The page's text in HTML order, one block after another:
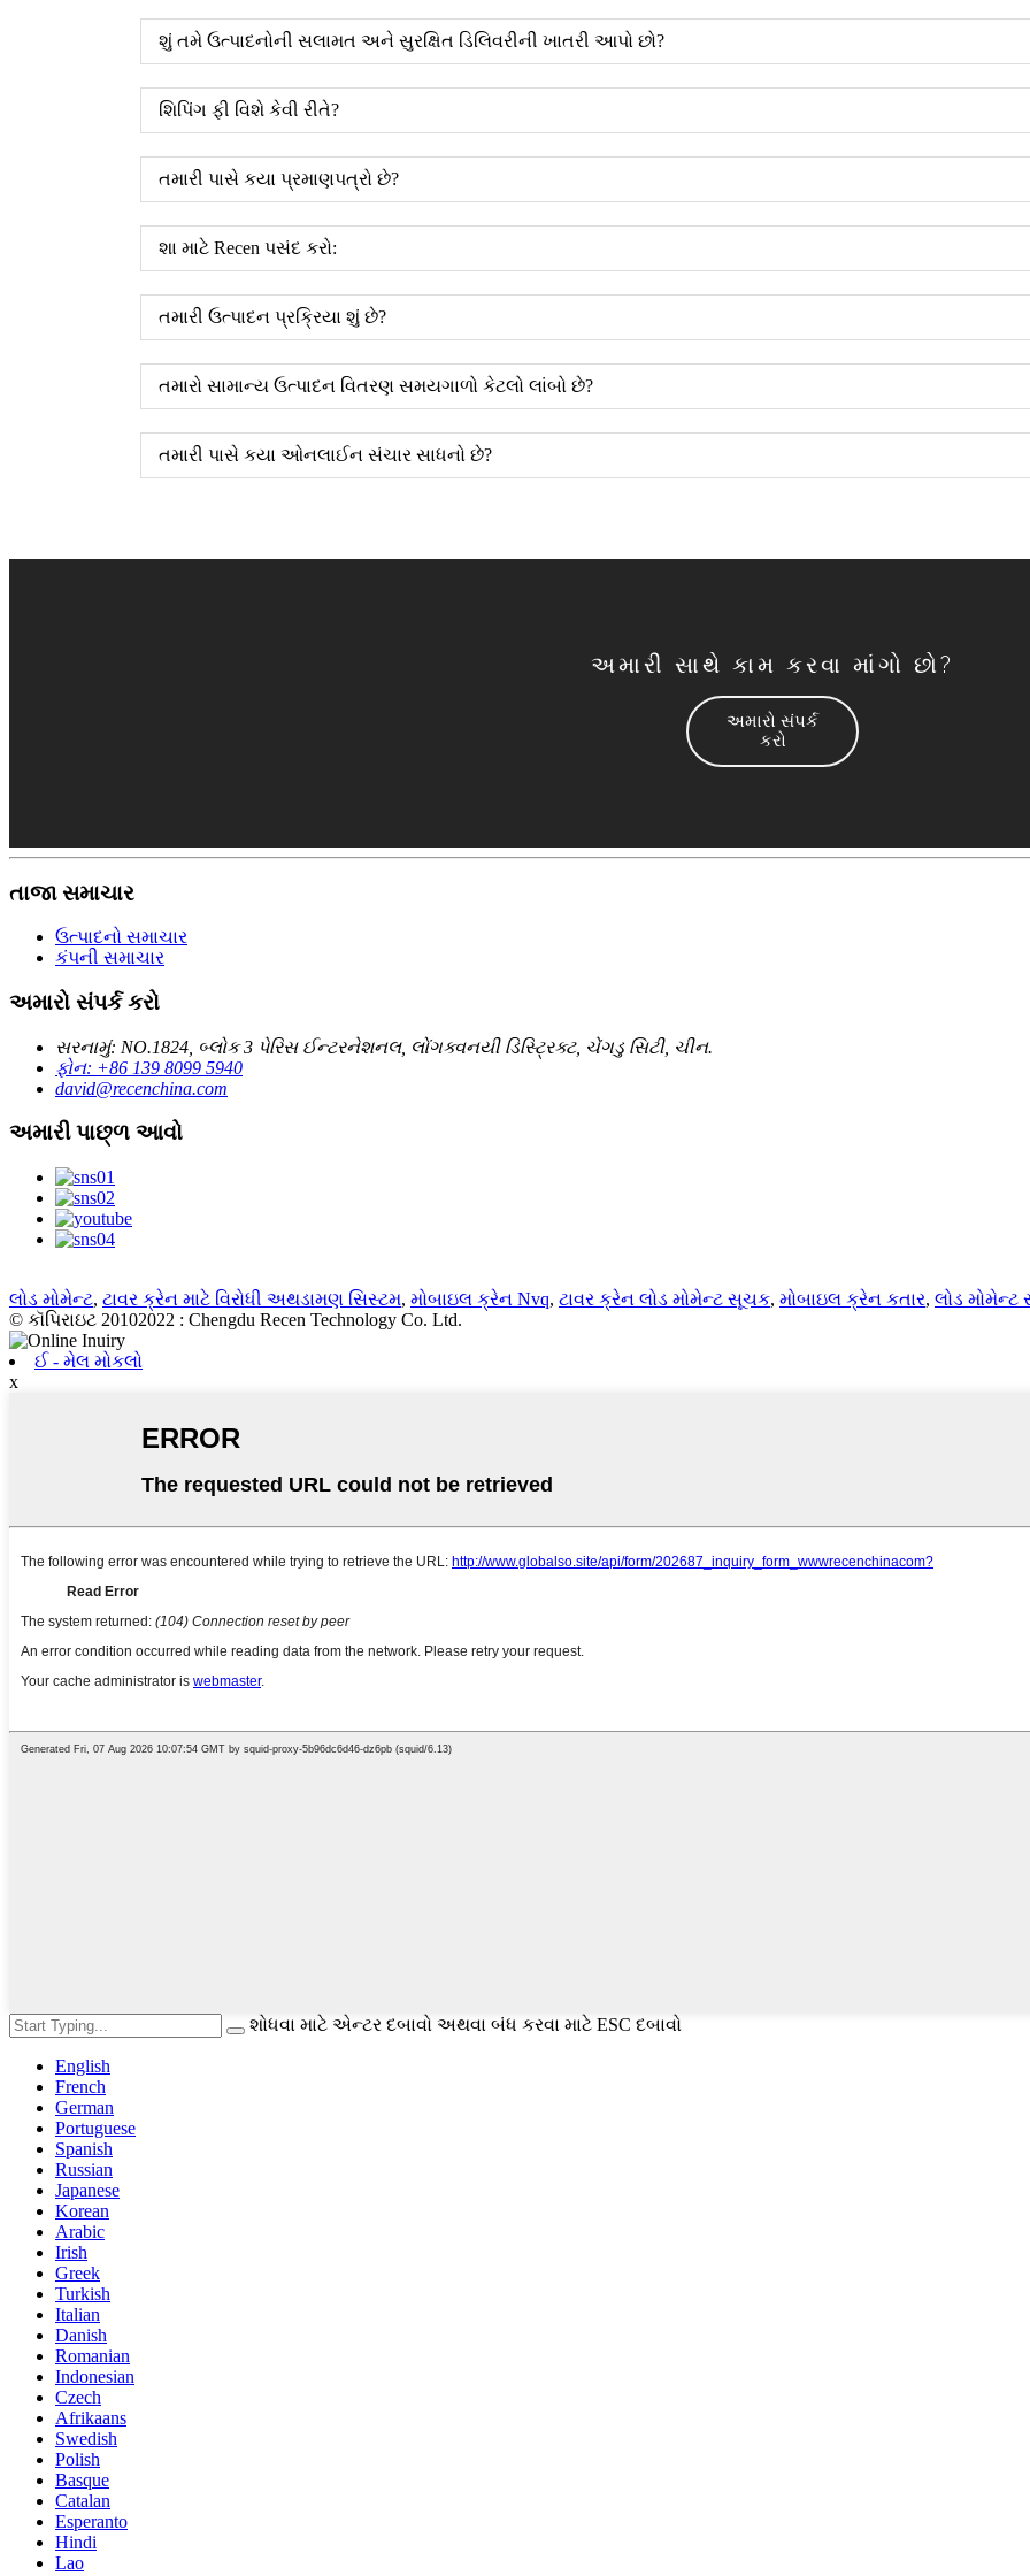
શું તમે ઉત્પાદનોની સલામત અને સુરક્ષિત ડિલિવરીની ખાતરી આપો છો?
શિપિંગ ફી વિશે કેવી રીતે?
તમારી પાસે કયા પ્રમાણપત્રો છે?
શા માટે Recen પસંદ કરો:
તમારી ઉત્પાદન પ્રક્રિયા શું છે?
તમારો સામાન્ય ઉત્પાદન વિતરણ સમયગાળો કેટલો લાંબો છે?
તમારી પાસે કયા ઓનલાઈન સંચાર સાધનો છે?
અમારી સાથે કામ કરવા માંગો છો?
અમારો સંપર્ક
કરો
તાજા સમાચાર
ઉત્પાદનો સમાચાર
કંપની સમાચાર
અમારો સંપર્ક કરો
સરનામું: NO.1824, બ્લોક 3 પેરિસ ઈન્ટરનેશનલ, લોંગક્વનયી ડિસ્ટ્રિક્ટ, ચેંગડુ સિટી, ચીન.
ફોન: +86 139 8099 5940
david@recenchina.com
અમારી પાછ્ળ આવો
લોડ મોમેન્ટ, ટાવર ક્રેન માટે વિરોધી અથડામણ સિસ્ટમ, મોબાઇલ ક્રેન Nvq, ટાવર ક્રેન લોડ મોમેન્ટ સૂચક, મોબાઇલ ક્રેન કતાર, લોડ
© કૉપિરાઇટ 20102022 : Chengdu Recen Technology Co. Ltd.
ઈ - મેલ મોકલો
x
શોધવા માટે એન્ટર દબાવો અથવા બંધ કરવા માટે ESC દબાવો
English
French
German
Portuguese
Spanish
Russian
Japanese
Korean
Arabic
Irish
Greek
Turkish
Italian
Danish
Romanian
Indonesian
Czech
Afrikaans
Swedish
Polish
Basque
Catalan
Esperanto
Hindi
Lao